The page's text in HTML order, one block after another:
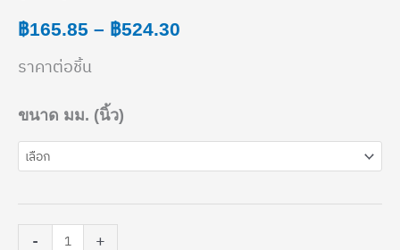
฿165.85 – ฿524.30
ราคาต่อชิ้น
ขนาด มม. (นิ้ว)
-
ร้อย
สาย
ร้อย
สาย
JIS
+